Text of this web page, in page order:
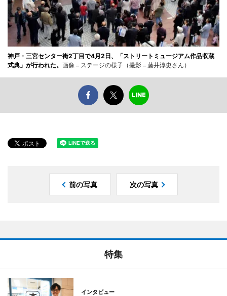
神戸・三宮センター街2丁目で4月2日、「ストリートミュージアム作品収蔵
式典」が行われた。 画像＝ステージの様子（撮影＝藤井淳史さん）
前の写真 次の写真
特集
インタビュー